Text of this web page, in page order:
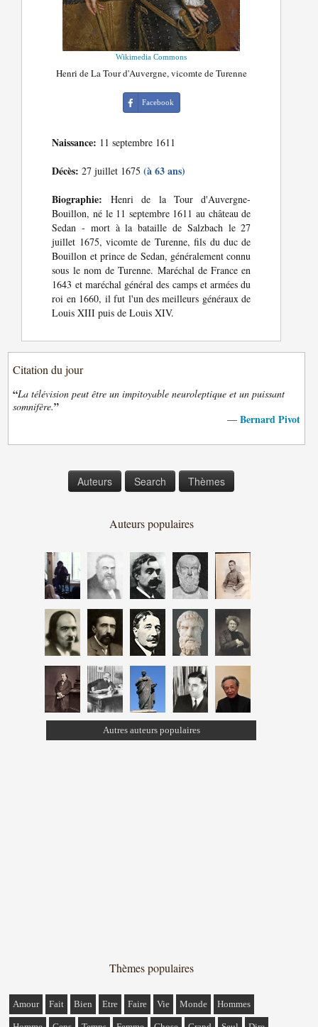
Wikimedia Commons
Henri de La Tour d'Auvergne, vicomte de Turenne
Facebook
Naissance: 11 septembre 1611
Décès: 27 juillet 1675(à 63 ans)
Biographie: Henri de la Tour d'Auvergne-
Bouillon, né le 11 septembre 1611 au château de
Sedan - mort à la bataille de Salzbach le 27
juillet 1675, vicomte de Turenne, fils du duc de
Bouillon et prince de Sedan, généralement connu
sous le nom de Turenne. Maréchal de France en
1643 et maréchal général des camps et armées du
roi en 1660, il fut l'un des meilleurs généraux de
Louis XIII puis de Louis XIV.
Citation du jour
“La télévision peut être un impitoyable neuroleptique et un puissant
somnifère.”
— Bernard Pivot
Auteurs Search Thèmes
Auteurs populaires
Autres auteurs populaires
Thèmes populaires
Amour Fait Bien Etre Faire Vie Monde Hommes